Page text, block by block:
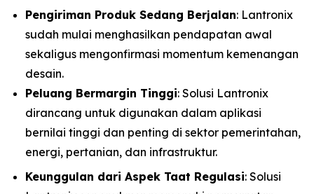
Pengiriman Produk Sedang Berjalan: Lantronix
sudah mulai menghasilkan pendapatan awal
sekaligus mengonfirmasi momentum kemenangan
desain.
Peluang Bermargin Tinggi: Solusi Lantronix
dirancang untuk digunakan dalam aplikasi
bernilai tinggi dan penting di sektor pemerintahan,
energi, pertanian, dan infrastruktur.
Keunggulan dari Aspek Taat Regulasi: Solusi